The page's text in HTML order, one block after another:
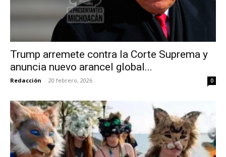
Trump arremete contra la Corte Suprema y
anuncia nuevo arancel global...
Redacción - 20 febrero, 2026 0